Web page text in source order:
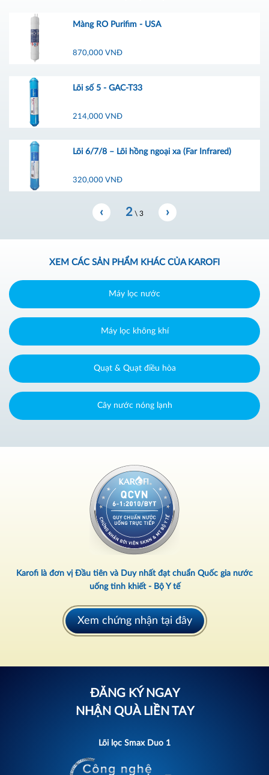
Màng RO Purifim - USA
870,000 VNĐ
Lõi số 5 - GAC-T33
214,000 VNĐ
Lõi 6/7/8 – Lõi hồng ngoại xa (Far Infrared)
320,000 VNĐ
‹ ›
2 \ 3
XEM CÁC SẢN PHẨM KHÁC CỦA KAROFI
Máy lọc nước
Máy lọc không khí
Quạt & Quạt điều hòa
Cây nước nóng lạnh
Karofi là đơn vị Đầu tiên và Duy nhất đạt chuẩn Quốc gia nước
uống tinh khiết - Bộ Y tế
Xem chứng nhận tại đây
ĐĂNG KÝ NGAY
NHẬN QUÀ LIỀN TAY
Lõi lọc Smax Duo 1